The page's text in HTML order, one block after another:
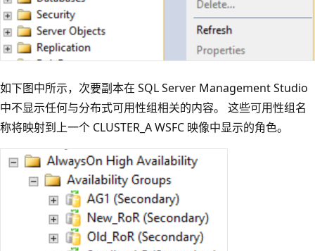
如下图中所示，次要副本在 SQL Server Management Studio
中不显示任何与分布式可用性组相关的内容。 这些可用性组名
称将映射到上一个 CLUSTER_A WSFC 映像中显示的角色。